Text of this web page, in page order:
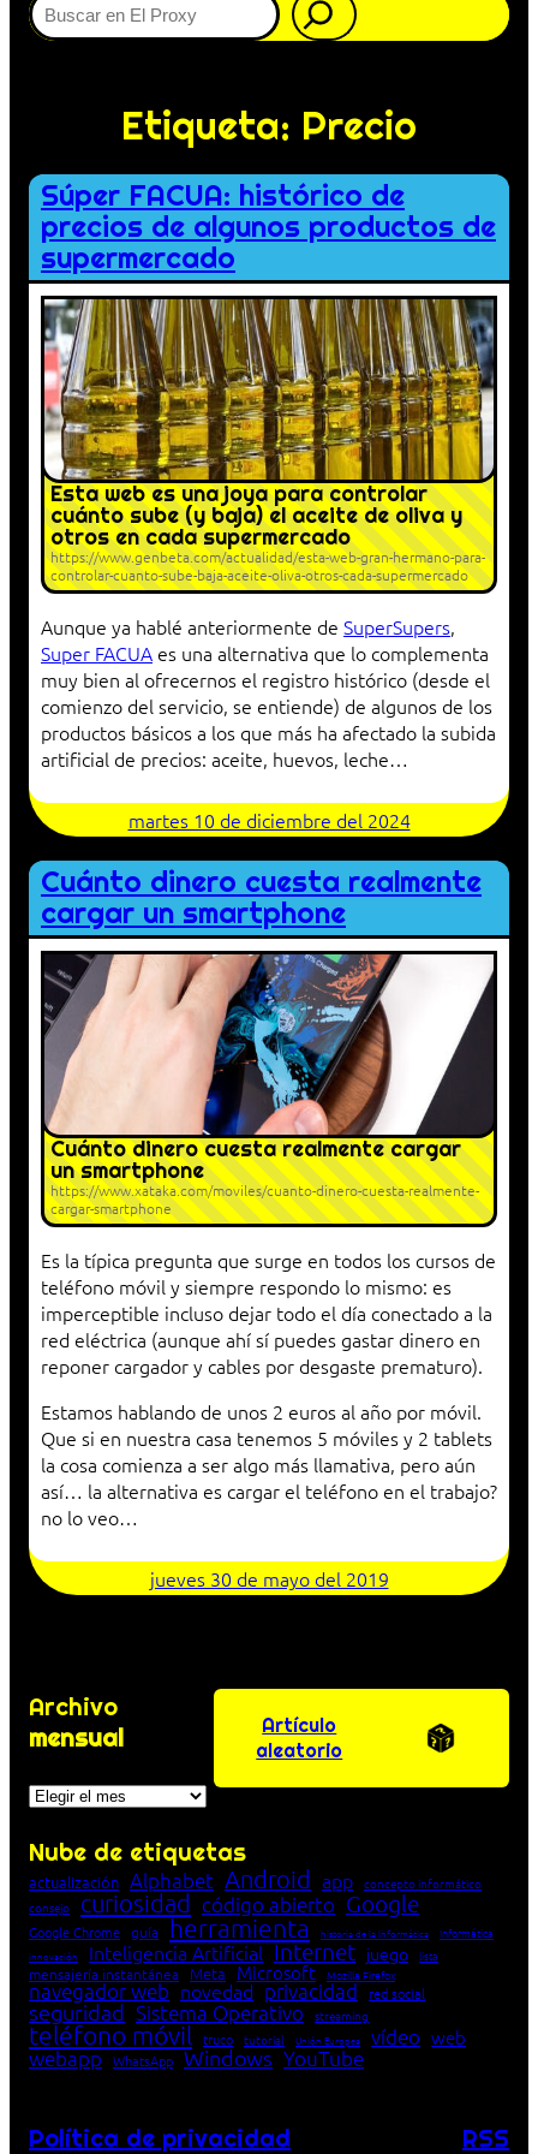
Etiqueta: Precio
Súper FACUA: histórico de
precios de algunos productos de
supermercado
Esta web es una joya para controlar
cuánto sube (y baja) el aceite de oliva y
otros en cada supermercado
https://www.genbeta.com/actualidad/esta-web-gran-hermano-para-
controlar-cuanto-sube-baja-aceite-oliva-otros-cada-supermercado
Aunque ya hablé anteriormente de SuperSupers,
Super FACUA es una alternativa que lo complementa
muy bien al ofrecernos el registro histórico (desde el
comienzo del servicio, se entiende) de algunos de los
productos básicos a los que más ha afectado la subida
artificial de precios: aceite, huevos, leche…
martes 10 de diciembre del 2024
Cuánto dinero cuesta realmente
cargar un smartphone
Cuánto dinero cuesta realmente cargar
un smartphone
https://www.xataka.com/moviles/cuanto-dinero-cuesta-realmente-
cargar-smartphone
Es la típica pregunta que surge en todos los cursos de
teléfono móvil y siempre respondo lo mismo: es
imperceptible incluso dejar todo el día conectado a la
red eléctrica (aunque ahí sí puedes gastar dinero en
reponer cargador y cables por desgaste prematuro).
Estamos hablando de unos 2 euros al año por móvil.
Que si en nuestra casa tenemos 5 móviles y 2 tablets
la cosa comienza a ser algo más llamativa, pero aún
así… la alternativa es cargar el teléfono en el trabajo?
no lo veo…
jueves 30 de mayo del 2019
Archivo
mensual
Archivos
Artículo
aleatorio
Nube de etiquetas
actualización Alphabet Android app concepto informático
consejo
curiosidad código abierto Google
Google Chrome guía herramienta historia de la Informática Informática
innovación Inteligencia Artificial Internet juego lista
mensajería instantánea Meta Microsoft Mozilla Firefox
navegador web novedad privacidad red social
seguridad Sistema Operativo streaming
teléfono móvil truco tutorial Unión Europea vídeo web
webapp WhatsApp Windows YouTube
Política de privacidad RSS